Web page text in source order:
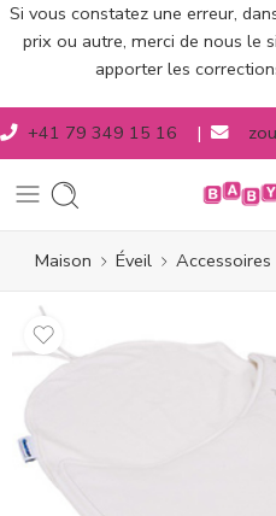
Si vous constatez une erreur,
prix ou autre, merci de nous le
apporter les
+41 79 349 15 16 |
Maison Éveil Accessoires